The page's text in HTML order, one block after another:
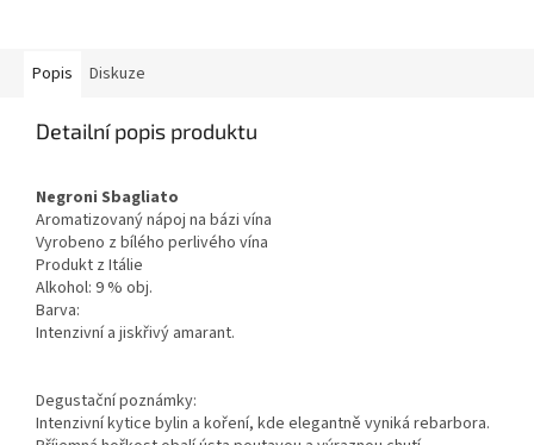
Popis Diskuze
Detailní popis produktu
Negroni Sbagliato
Aromatizovaný nápoj na bázi vína
Vyrobeno z bílého perlivého vína
Produkt z Itálie
Alkohol: 9 % obj.
Barva:
Intenzivní a jiskřivý amarant.
Degustační poznámky:
Intenzivní kytice bylin a koření, kde elegantně vyniká rebarbora.